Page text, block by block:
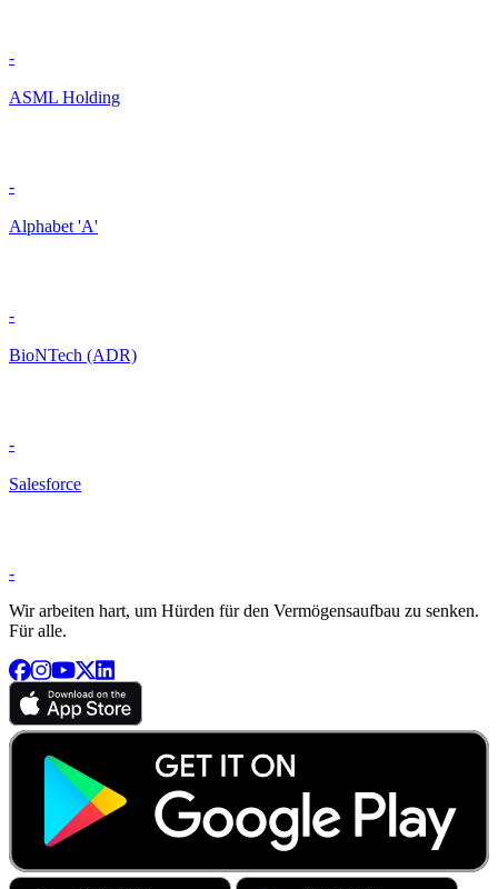
-
ASML Holding
-
Alphabet 'A'
-
BioNTech (ADR)
-
Salesforce
-
Wir arbeiten hart, um Hürden für den Vermögensaufbau zu senken.
Für alle.